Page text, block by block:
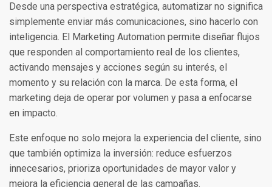
Desde una perspectiva estratégica, automatizar no significa
simplemente enviar más comunicaciones, sino hacerlo con
inteligencia. El Marketing Automation permite diseñar flujos
que responden al comportamiento real de los clientes,
activando mensajes y acciones según su interés, el
momento y su relación con la marca. De esta forma, el
marketing deja de operar por volumen y pasa a enfocarse
en impacto.
Este enfoque no solo mejora la experiencia del cliente, sino
que también optimiza la inversión: reduce esfuerzos
innecesarios, prioriza oportunidades de mayor valor y
mejora la eficiencia general de las campañas.